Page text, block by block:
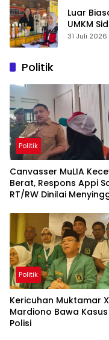
Luar
UMKM
Hari
31 Juli 2026
Politik
Politik
Canvasser MuLIA
Berat, Respons Appi
RT/RW Dinilai
Politik
Kericuhan Muktamar X
Mardiono Bawa
Polisi